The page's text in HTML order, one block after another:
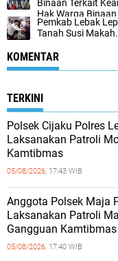
Binaan Terkait
Hak Warga Binaan
Pemkab Lebak
Tanah Susi Makah.
KOMENTAR
TERKINI
Polsek Cijaku Polres
Laksanakan Patroli
Kamtibmas
05/08/2026, 17:43 WIB
Anggota Polsek Maja
Laksanakan Patroli
Gangguan Kamtibmas
05/08/2026, 17:40 WIB